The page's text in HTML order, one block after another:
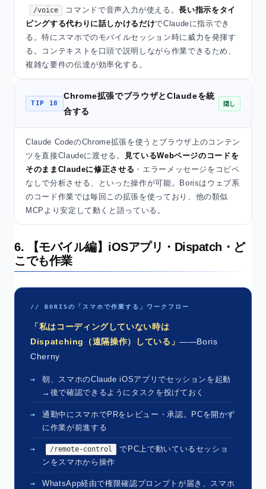
/voice コマンドで音声入力が使える。長い指示をタイ
ピングする代わりに話しかけるだけでClaudeに指示でき
る。特にスマホでのモバイルセッション時に威力を発揮す
る。コンテキストを口頭で説明しながら作業できるため、
複雑な要件の伝達が効率化する。
TIP 18
Chrome拡張でブラウザとClaudeを統
合する
隠し
Claude CodeのChrome拡張を使うとブラウザ上のコンテン
ツを直接Claudeに渡せる。
見ているWebページのコードを
そのままClaudeに修正させる ・エラーメッセージをコピペ
なしで分析させる、といった操作が可能。Borisはウェブ系
のコード作業では毎回この拡張を使っており、他の類似
MCPより安定して動くと語っている。
6. 【モバイル編】iOSアプリ・Dispatch・ど
こでも作業
// BORISの「スマホで作業する」ワークフロー
「私はコーディングしていない時は
Dispatching（遠隔操作）している」——Boris
Cherny
朝、スマホのClaude iOSアプリでセッションを起動
→後で確認できるようにタスクを投げておく
通勤中にスマホでPRをレビュー・承認。PCを開かず
に作業が前進する
/remote-control
でPC上で動いているセッショ
ンをスマホから操作
WhatsApp経由で権限確認プロンプトが届き、スマホ